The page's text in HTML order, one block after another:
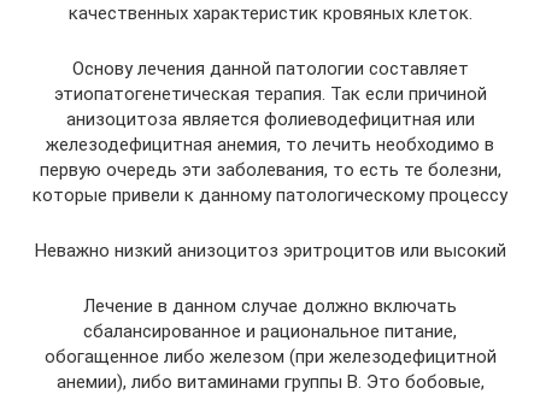
качественных характеристик кровяных клеток.
Основу лечения данной патологии составляет
этиопатогенетическая терапия. Так если причиной
анизоцитоза является фолиеводефицитная или
железодефицитная анемия, то лечить необходимо в
первую очередь эти заболевания, то есть те болезни,
которые привели к данному патологическому процессу
Неважно низкий анизоцитоз эритроцитов или высокий
Лечение в данном случае должно включать
сбалансированное и рациональное питание,
обогащенное либо железом (при железодефицитной
анемии), либо витаминами группы В. Это бобовые,